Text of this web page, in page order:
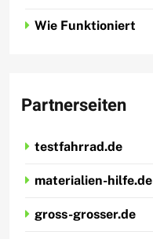
Wie Funktioniert
Partnerseiten
testfahrrad.de
materialien-hilfe.de
gross-grosser.de